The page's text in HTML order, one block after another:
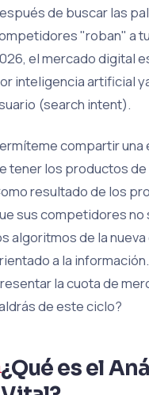
de buscar las
"roban" a
el mercado digital
inteligencia artificial
(search intent).
compartir una
tener los productos
resultado de los
sus competidores no
algoritmos de la
a la
la cuota de
de este ciclo?
¿Qué es el